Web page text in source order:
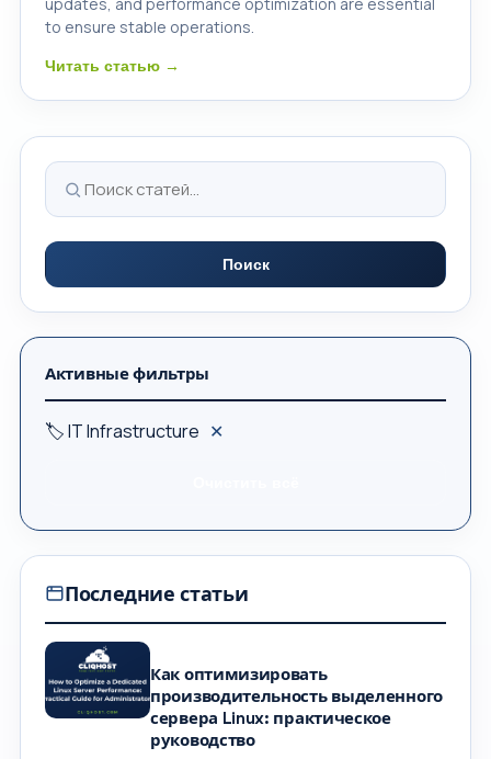
Поиск
Активные фильтры
🏷 IT Infrastructure ✕
Последние статьи
Как оптимизировать
производительность выделенного
сервера Linux: практическое
руководство
to ensure stable operations.
Читать статью →